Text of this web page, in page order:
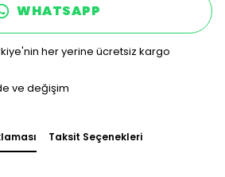
WHATSAPP
her yerine ücretsiz kargo
ve değişim
Taksit Seçenekleri